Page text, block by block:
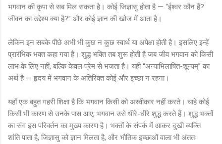
भगवान की कृपा से सब मिल सकता है। कोई जिज्ञासु होता है — “ईश्वर कौन हैं?
जीवन का उद्देश्य क्या है?” और कोई ज्ञान की खोज में आता है।
लेकिन इन सबके पीछे अभी भी कुछ न कुछ स्वार्थ या अपेक्षा होती है। इसलिए इन्हें
प्रारंभिक भक्त कहा गया है। शुद्ध भक्ति तब शुरू होती है जब जीव भगवान को किसी
लाभ के लिए नहीं, बल्कि केवल प्रेम से भजता है। यही “अन्याभिलाषित-शून्यम्” का
अर्थ है — हृदय में भगवान के अतिरिक्त कोई और इच्छा न रहना।
यहाँ एक बहुत गहरी शिक्षा है कि भगवान किसी को अस्वीकार नहीं करते। चाहे कोई
किसी भी कारण से उनके पास आए, भगवान उसे धीरे-धीरे शुद्ध करते हैं। शुद्ध भक्तों
का संग इस परिवर्तन का मुख्य कारण है। भक्तों के संपर्क में आकर दुखी व्यक्ति
शांति पाता है, जिज्ञासु को ज्ञान मिलता है, और भौतिक इच्छाओं वाला भी अंततः